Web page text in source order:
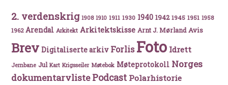
2. verdenskrig 1908 1910 1911 1930 1940 1942 1945 1951 1958
1962 Arendal Arkitekt Arkitektskisse Arnt J. Mørland Avis
Brev Digitaliserte arkiv Forlis Foto Idrett
Jernbane Jul Kart Krigsseiler Møtebok Møteprotokoll Norges
dokumentarvlistePodcast Polarhistorie